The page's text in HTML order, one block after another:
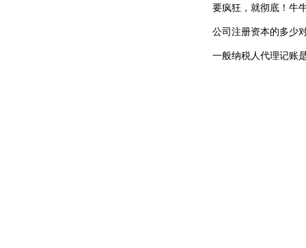
要疯狂，就彻底！牛
公司注册资本的多少
一般纳税人代理记账